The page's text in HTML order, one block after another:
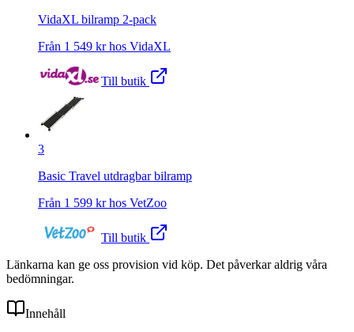
VidaXL bilramp 2-pack
Från 1 549 kr hos VidaXL
Till butik
3
Basic Travel utdragbar bilramp
Från 1 599 kr hos VetZoo
Till butik
Länkarna kan ge oss provision vid köp. Det påverkar aldrig våra
bedömningar.
Innehåll